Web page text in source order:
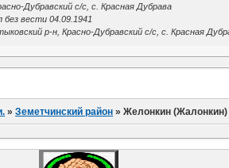
Дубравский с/с, с. Красная Дубрава
без вести 04.09.1941
р-н, Красно-Дубравский с/с, с. Красная
»Земетчинский район »Желонкин